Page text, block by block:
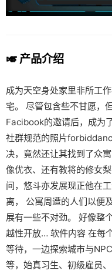
🎺 产品介绍
成为天空身处家里非所工
宅。 尽管包含些不甘愿，
Facibook的邀请后，成为
社群规范的照片
决，竟然还让其找到了众
像优衣、还有教将的修女
间，悠斗亦发展现正他在
离， 公寓周遭的人们以便
展有一些不对劲。 好像整
越性开放… 软件内容 在每
等待，一边探索城市与
等，始真习生、初级雇员